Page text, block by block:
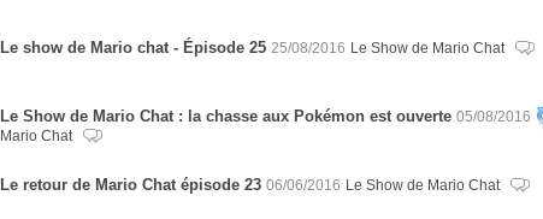
Le show de Mario chat - Épisode 25 25/08/2016 Le Show de Mario Chat
Le Show de Mario Chat : la chasse aux Pokémon est ouverte 05/08/2016
Mario Chat
Le retour de Mario Chat épisode 23 06/06/2016 Le Show de Mario Chat